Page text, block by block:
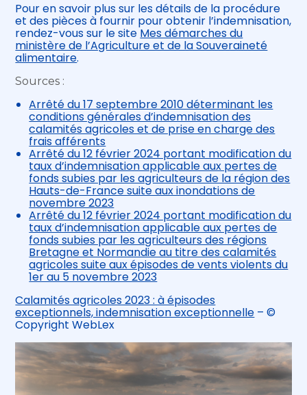
Pour en savoir plus sur les détails de la procédure
et des pièces à fournir pour obtenir l’indemnisation,
rendez-vous sur le site Mes démarches du
ministère de l’Agriculture et de la Souveraineté
alimentaire.
Sources :
Arrêté du 17 septembre 2010 déterminant les
conditions générales d’indemnisation des
calamités agricoles et de prise en charge des
frais afférents
Arrêté du 12 février 2024 portant modification du
taux d’indemnisation applicable aux pertes de
fonds subies par les agriculteurs de la région des
Hauts-de-France suite aux inondations de
novembre 2023
Arrêté du 12 février 2024 portant modification du
taux d’indemnisation applicable aux pertes de
fonds subies par les agriculteurs des régions
Bretagne et Normandie au titre des calamités
agricoles suite aux épisodes de vents violents du
1er au 5 novembre 2023
Calamités agricoles 2023 : à épisodes
exceptionnels, indemnisation exceptionnelle – ©
Copyright WebLex